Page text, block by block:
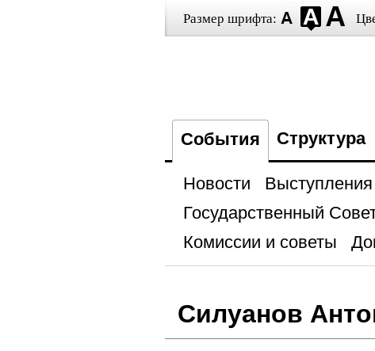
Размер шрифта:
События Структура
Новости
Государственный
Комиссии и советы
Силуанов